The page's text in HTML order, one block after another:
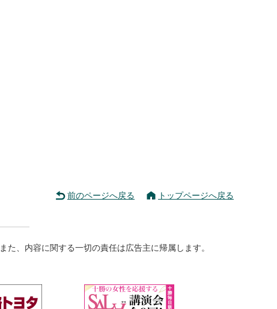
前のページへ戻る トップページへ戻る
、内容に関する一切の責任は広告主に帰属します。